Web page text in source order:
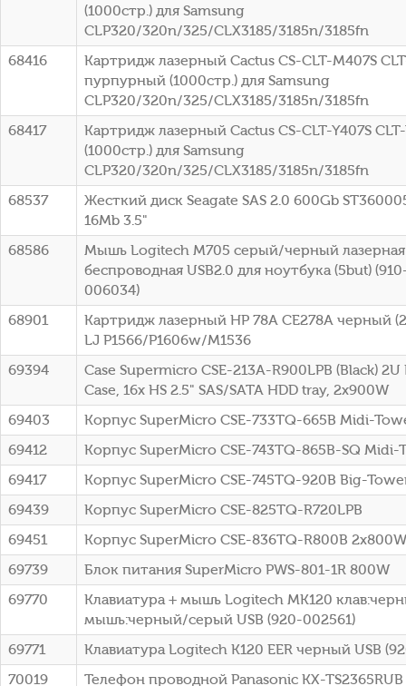
(1000стр.) для Samsung
CLP320/320n/325/CLX3185/3185n/3185fn
68416
Картридж лазерный Cactus CS-CLT-M407S
пурпурный (1000стр.) для Samsung
CLP320/320n/325/CLX3185/3185n/3185fn
68417
Картридж лазерный Cactus CS-CLT-Y407S
(1000стр.) для Samsung
CLP320/320n/325/CLX3185/3185n/3185fn
68537
Жесткий диск Seagate SAS 2.0 600Gb
16Mb 3.5"
68586
Мышь Logitech M705 серый/черный лазерная
беспроводная USB2.0 для ноутбука (5but)
006034)
68901
Картридж лазерный HP 78A CE278A черный
LJ P1566/P1606w/M1536
69394
Case Supermicro CSE-213A-R900LPB (Black)
Case, 16x HS 2.5" SAS/SATA HDD tray, 2x900W
69403
Корпус SuperMicro CSE-733TQ-665B Midi-
69412
Корпус SuperMicro CSE-743TQ-865B-SQ Midi-
69417
Корпус SuperMicro CSE-745TQ-920B Big-
69439
Корпус SuperMicro CSE-825TQ-R720LPB
69451
Корпус SuperMicro CSE-836TQ-R800B
69739
Блок питания SuperMicro PWS-801-1R 800W
69770
Клавиатура + мышь Logitech MK120
мышь:черный/серый USB (920-002561)
69771
Клавиатура Logitech K120 EER черный USB
70019
Телефон проводной Panasonic KX-